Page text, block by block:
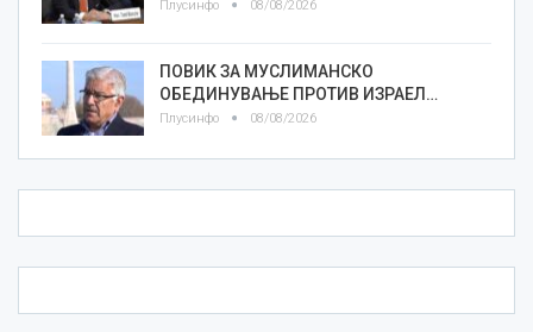
Плусинфо 08/08/2026
ПОВИК ЗА МУСЛИМАНСКО
ОБЕДИНУВАЊЕ ПРОТИВ ИЗРАЕЛ…
Плусинфо 08/08/2026